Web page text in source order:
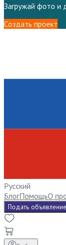
Загружай фото и
Создать проект
Русский
БлогПомощьО
Подать объявление